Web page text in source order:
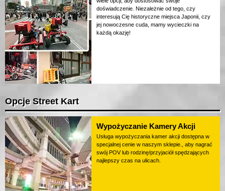
doświadczenie. Niezależnie od tego, czy
interesują Cię historyczne miejsca Japonii, czy
jej nowoczesne cuda, mamy wycieczki na
każdą okazję!
Opcje Street Kart
Wypożyczanie Kamery Akcji
Usługa wypożyczania kamer akcji dostępna w
specjalnej cenie w naszym sklepie., aby nagrać
swój POV lub rodzinę/przyjaciół spędzających
najlepszy czas na ulicach.